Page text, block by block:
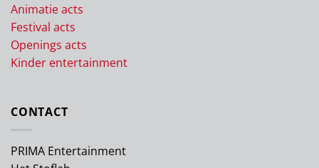
Animatie acts
Festival acts
Openings acts
Kinder entertainment
CONTACT
PRIMA Entertainment